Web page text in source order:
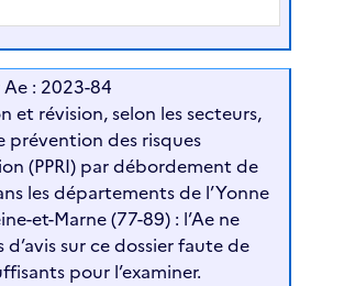
Ae : 2023-84
et révision, selon les secteurs,
prévention des risques
(PPRI) par débordement de
les départements de l’Yonne
et-Marne (77-89) : l’Ae ne
d’avis sur ce dossier faute de
pour l’examiner.